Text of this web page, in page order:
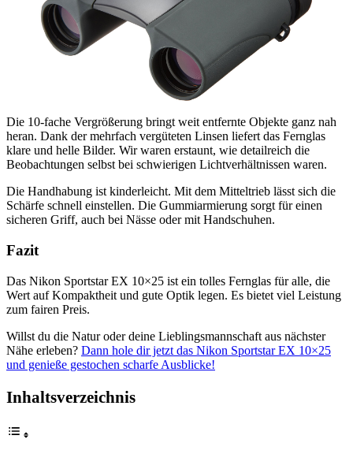
Die 10-fache Vergrößerung bringt weit entfernte Objekte ganz nah
heran. Dank der mehrfach vergüteten Linsen liefert das Fernglas
klare und helle Bilder. Wir waren erstaunt, wie detailreich die
Beobachtungen selbst bei schwierigen Lichtverhältnissen waren.
Die Handhabung ist kinderleicht. Mit dem Mitteltrieb lässt sich die
Schärfe schnell einstellen. Die Gummiarmierung sorgt für einen
sicheren Griff, auch bei Nässe oder mit Handschuhen.
Fazit
Das Nikon Sportstar EX 10×25 ist ein tolles Fernglas für alle, die
Wert auf Kompaktheit und gute Optik legen. Es bietet viel Leistung
zum fairen Preis.
Willst du die Natur oder deine Lieblingsmannschaft aus nächster
Nähe erleben? Dann hole dir jetzt das Nikon Sportstar EX 10×25
und genieße gestochen scharfe Ausblicke!
Inhaltsverzeichnis